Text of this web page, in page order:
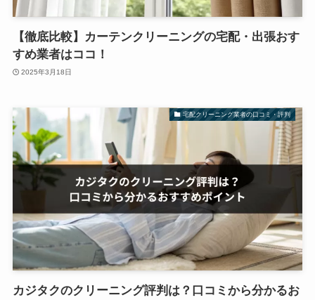
【徹底比較】カーテンクリーニングの宅配・出張おす
すめ業者はココ！
2025年3月18日
宅配クリーニング業者の口コミ・評判
カジタクのクリーニング評判は？口コミから分かるお